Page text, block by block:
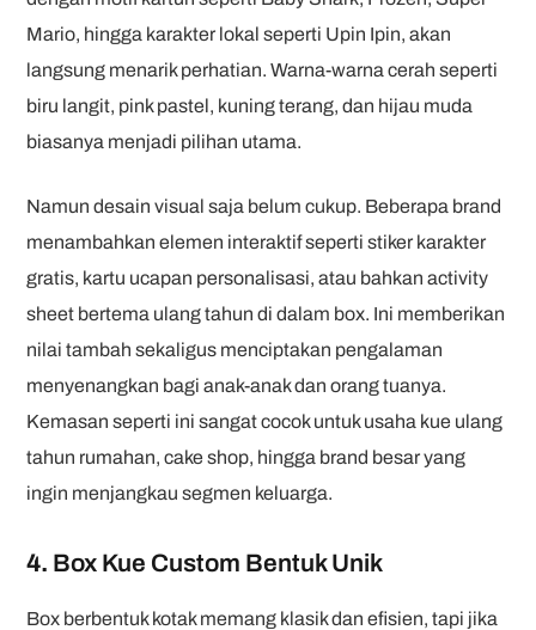
Mario, hingga karakter lokal seperti Upin Ipin, akan
langsung menarik perhatian. Warna-warna cerah seperti
biru langit, pink pastel, kuning terang, dan hijau muda
biasanya menjadi pilihan utama.
Namun desain visual saja belum cukup. Beberapa brand
menambahkan elemen interaktif seperti stiker karakter
gratis, kartu ucapan personalisasi, atau bahkan activity
sheet bertema ulang tahun di dalam box. Ini memberikan
nilai tambah sekaligus menciptakan pengalaman
menyenangkan bagi anak-anak dan orang tuanya.
Kemasan seperti ini sangat cocok untuk usaha kue ulang
tahun rumahan, cake shop, hingga brand besar yang
ingin menjangkau segmen keluarga.
4. Box Kue Custom Bentuk Unik
Box berbentuk kotak memang klasik dan efisien, tapi jika